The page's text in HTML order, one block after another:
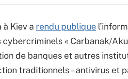
à Kiev a rendu publique
cybercriminels « Carbanak/
de banques et autres
traditionnels – antivirus et